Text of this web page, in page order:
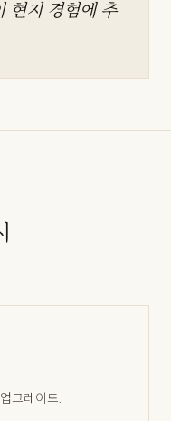
현지 경험에 추
그레이드.